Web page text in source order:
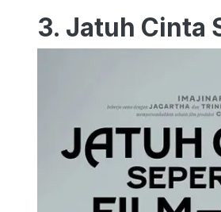
3. Jatuh Cinta